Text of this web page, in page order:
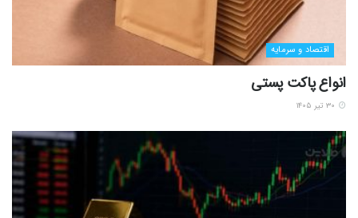
اقتصاد و سرمایه
انواع پاکت پستی